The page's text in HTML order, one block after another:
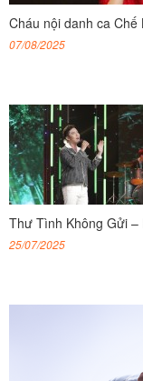
Cháu nội danh ca
07/08/2025
Thư Tình Không Gửi
25/07/2025